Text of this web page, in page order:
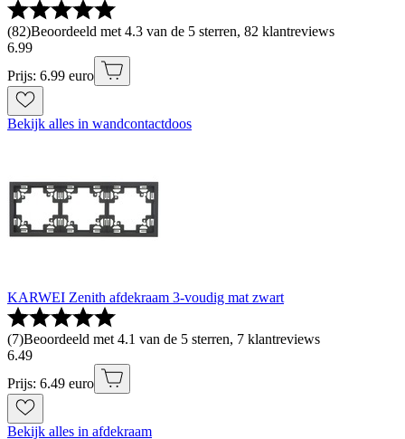
(82)Beoordeeld met 4.3 van de 5 sterren, 82 klantreviews
6.99
Prijs: 6.99 euro
Bekijk alles in wandcontactdoos
KARWEI Zenith afdekraam 3-voudig mat zwart
(7)Beoordeeld met 4.1 van de 5 sterren, 7 klantreviews
6.49
Prijs: 6.49 euro
Bekijk alles in afdekraam